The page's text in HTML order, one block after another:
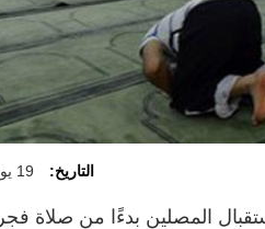
التاريخ: 19 يونيو 2020
لاستقبال المصلين بدءًا من صلاة فجر